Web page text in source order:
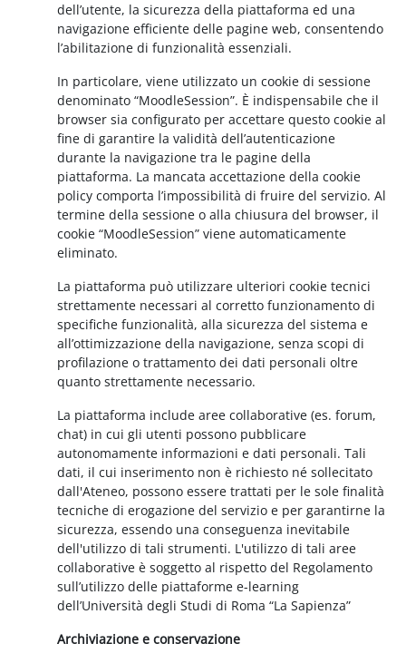
dell’utente, la sicurezza della piattaforma ed una
navigazione efficiente delle pagine web, consentendo
l’abilitazione di funzionalità essenziali.
In particolare, viene utilizzato un cookie di sessione
denominato “MoodleSession”. È indispensabile che il
browser sia configurato per accettare questo cookie al
fine di garantire la validità dell’autenticazione
durante la navigazione tra le pagine della
piattaforma. La mancata accettazione della cookie
policy comporta l’impossibilità di fruire del servizio. Al
termine della sessione o alla chiusura del browser, il
cookie “MoodleSession” viene automaticamente
eliminato.
La piattaforma può utilizzare ulteriori cookie tecnici
strettamente necessari al corretto funzionamento di
specifiche funzionalità, alla sicurezza del sistema e
all’ottimizzazione della navigazione, senza scopi di
profilazione o trattamento dei dati personali oltre
quanto strettamente necessario.
La piattaforma include aree collaborative (es. forum,
chat) in cui gli utenti possono pubblicare
autonomamente informazioni e dati personali. Tali
dati, il cui inserimento non è richiesto né sollecitato
dall'Ateneo, possono essere trattati per le sole finalità
tecniche di erogazione del servizio e per garantirne la
sicurezza, essendo una conseguenza inevitabile
dell'utilizzo di tali strumenti. L'utilizzo di tali aree
collaborative è soggetto al rispetto del Regolamento
sull’utilizzo delle piattaforme e-learning
dell’Università degli Studi di Roma “La Sapienza”
Archiviazione e conservazione